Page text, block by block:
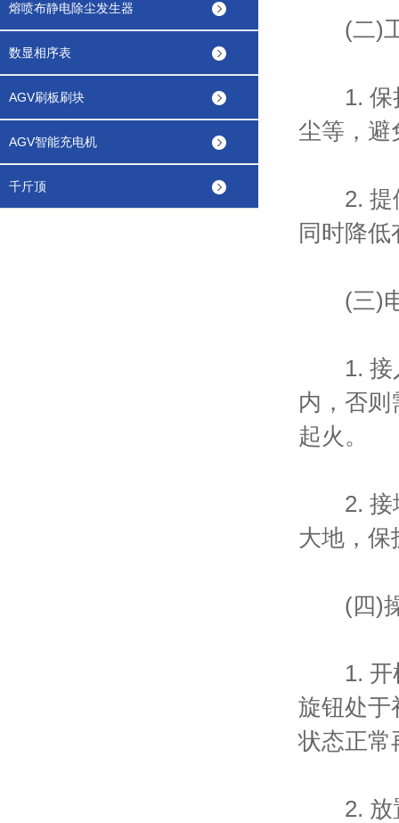
熔喷布静电除尘发生器
数显相序表
AGV刷板刷块
AGV智能充电机
千斤顶
(二)工
1. 保持
尘等，避
2. 提供
同时降
(三)电
1. 接入
内，否
起火。
2. 接地
大地，保
(四)操
1. 开机
旋钮处于
状态正常
2. 放置